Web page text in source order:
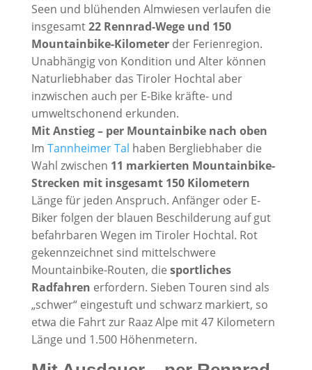
Seen und blühenden Almwiesen verlaufen die
insgesamt22 Rennrad-Wege und 150
Mountainbike-Kilometerder Ferienregion.
Unabhängig von Kondition und Alter können
Naturliebhaber das Tiroler Hochtal aber
inzwischen auch per E-Bike kräfte- und
umweltschonend erkunden.
Mit Anstieg – per Mountainbike nach oben
Im Tannheimer Tal haben Bergliebhaber die
Wahl zwischen 11 markierten Mountainbike-
Strecken mit insgesamt 150 Kilometern
Länge für jeden Anspruch. Anfänger oder E-
Biker folgen der blauen Beschilderung auf gut
befahrbaren Wegen im Tiroler Hochtal. Rot
gekennzeichnet sind mittelschwere
Mountainbike-Routen, die sportliches
Radfahren erfordern. Sieben Touren sind als
„schwer“ eingestuft und schwarz markiert, so
etwa die Fahrt zur Raaz Alpe mit 47 Kilometern
Länge und 1.500 Höhenmetern.